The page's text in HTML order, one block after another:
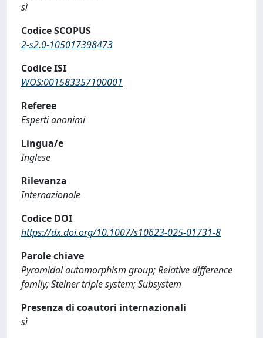
sì
Codice SCOPUS
2-s2.0-105017398473
Codice ISI
WOS:001583357100001
Referee
Esperti anonimi
Lingua/e
Inglese
Rilevanza
Internazionale
Codice DOI
https://dx.doi.org/10.1007/s10623-025-01731-8
Parole chiave
Pyramidal automorphism group; Relative difference
family; Steiner triple system; Subsystem
Presenza di coautori internazionali
sì